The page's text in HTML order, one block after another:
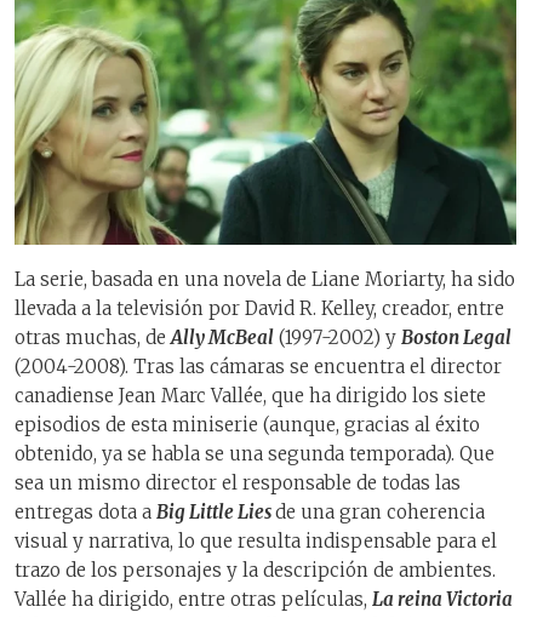
La serie, basada en una novela de Liane Moriarty, ha sido
llevada a la televisión por David R. Kelley, creador, entre
otras muchas, de Ally McBeal (1997-2002) y Boston Legal
(2004-2008). Tras las cámaras se encuentra el director
canadiense Jean Marc Vallée, que ha dirigido los siete
episodios de esta miniserie (aunque, gracias al éxito
obtenido, ya se habla se una segunda temporada). Que
sea un mismo director el responsable de todas las
entregas dota a Big Little Liesde una gran coherencia
visual y narrativa, lo que resulta indispensable para el
trazo de los personajes y la descripción de ambientes.
Vallée ha dirigido, entre otras películas, La reina Victoria